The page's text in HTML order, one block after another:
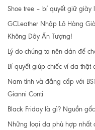
Shoe tree – bí quyết giữ giày
GCLeather Nhập Lô Hàng
Không Dây Ấn Tượng!
Lý do chúng ta nên dán đế
Bí quyết giúp chiếc ví da
Nam tính và đẳng cấp với
Gianni Conti
Black Friday là gì? Nguồn
Những loại da phù hợp nhất